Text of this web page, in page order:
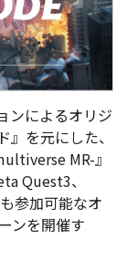
によるオリジ
』を元にした、
MR-』
Quest3、
参加可能なオ
ンを開催す
ステージごと
品に登場する
る。